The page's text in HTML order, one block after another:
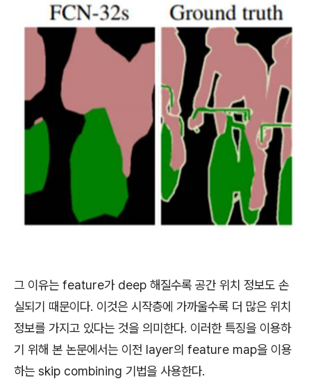
그 이유는 feature가 deep 해질수록 공간 위치 정보도 손
실되기 때문이다. 이것은 시작층에 가까울수록 더 많은 위치
정보를 가지고 있다는 것을 의미한다. 이러한 특징을 이용하
기 위해 본 논문에서는 이전 layer의 feature map을 이용
하는 skip combining 기법을 사용한다.